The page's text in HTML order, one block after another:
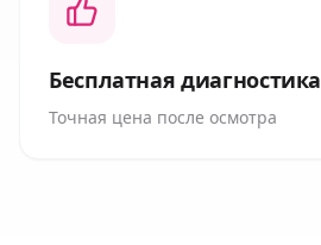
Бесплатная диагностика
Точная цена после осмотра